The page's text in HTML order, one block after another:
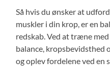
Så hvis du ønsker at
muskler i din krop, er en
redskab. Ved at træne
balance, kropsbevidsthed
og oplev fordelene ved en